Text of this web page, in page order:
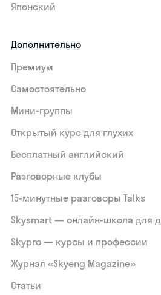
Японский
Дополнительно
Премиум
Самостоятельно
Мини-группы
Открытый курс для глухих
Бесплатный английский
Разговорные клубы
15‑минутные разговоры Talks
Skysmart — онлайн-школа для
Skypro — курсы и профессии
Журнал «Skyeng Magazine»
Статьи